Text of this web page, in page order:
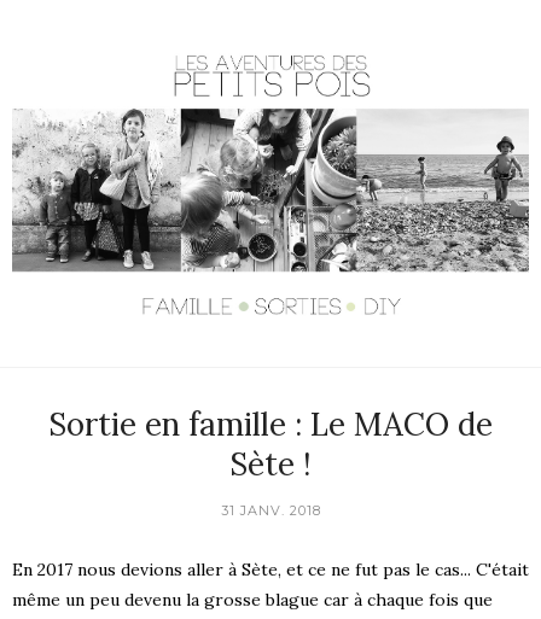
Sortie en famille : Le MACO de
Sète !
31 JANV. 2018
En 2017 nous devions aller à Sète, et ce ne fut pas le cas... C'était
même un peu devenu la grosse blague car à chaque fois que